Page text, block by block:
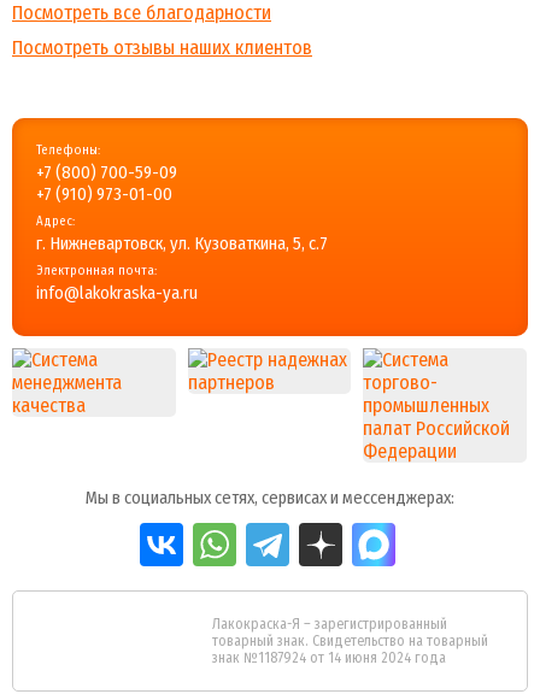
Посмотреть все благодарности
Посмотреть отзывы наших клиентов
Телефоны:
+7 (800) 700-59-09
+7 (910) 973-01-00
Адрес:
г. Нижневартовск, ул. Кузоваткина, 5, с.7
Электронная почта:
info@lakokraska-ya.ru
Мы в социальных сетях, сервисах и мессенджерах:
Лакокраска-Я – зарегистрированный
товарный знак. Свидетельство на товарный
знак №1187924 от 14 июня 2024 года